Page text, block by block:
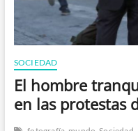
SOCIEDAD
El hombre
en las protestas